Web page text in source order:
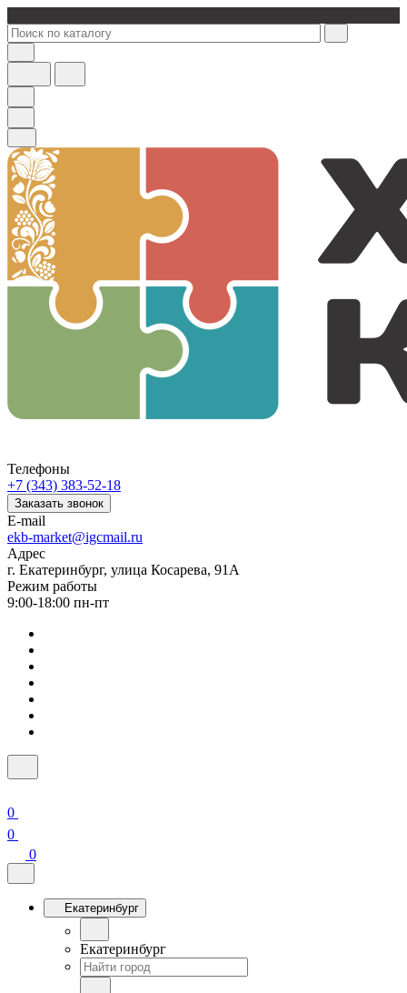
Телефоны
+7 (343) 383-52-18
Заказать звонок
E-mail
ekb-market@igcmail.ru
Адрес
г. Екатеринбург, улица Косарева, 91А
Режим работы
9:00-18:00 пн-пт
0
0
0
Екатеринбург
Екатеринбург